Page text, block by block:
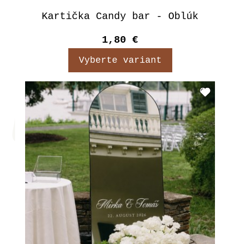
Kartička Candy bar - Oblúk
1,80 €
Vyberte variant